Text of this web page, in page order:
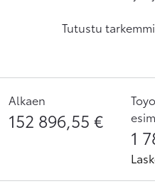
Tutustu
Alkaen
152 896,55 €
esim.
1